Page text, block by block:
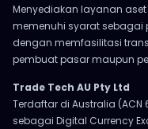
Menyediakan layanan
memenuhi syarat sebagai
dengan memfasilitasi
pembuat pasar maupun
Trade Tech AU Pty Ltd
Terdaftar di Australia (ACN
sebagai Digital Currency